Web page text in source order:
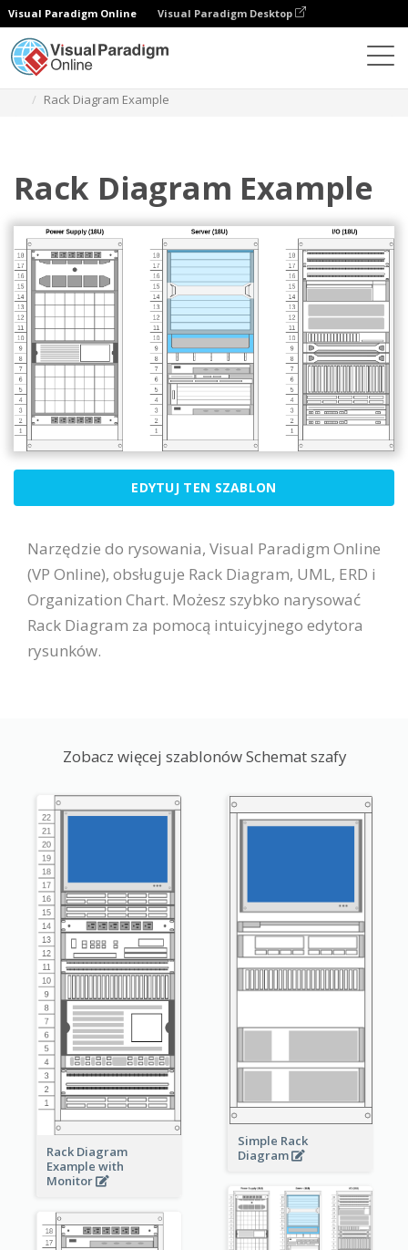
Visual Paradigm Online Visual Paradigm Desktop
Rack Diagram Example
Rack Diagram Example
EDYTUJ TEN SZABLON
Narzędzie do rysowania, Visual Paradigm Online
(VP Online), obsługuje Rack Diagram, UML, ERD i
Organization Chart. Możesz szybko narysować
Rack Diagram za pomocą intuicyjnego edytora
rysunków.
Zobacz więcej szablonów Schemat szafy
Rack Diagram
Example with
Monitor
Simple Rack
Diagram